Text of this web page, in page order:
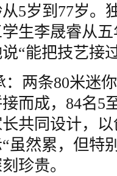
5岁到77岁。
生李晟睿从
“能把技艺接
两条80米迷
而成，84名5
共同设计，
虽然累，但特
珍贵。